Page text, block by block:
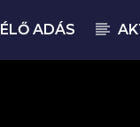
ÉLŐ ADÁS